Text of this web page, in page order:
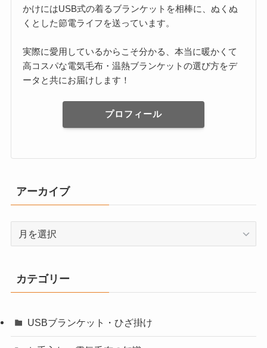
かけにはUSB式の着るブランケットを相棒に、ぬくぬ
くとした節電ライフを送っています。
実際に愛用しているからこそ分かる、本当に暖かくて
高コスパな電気毛布・温熱ブランケットの選び方をデ
ータと共にお届けします！
プロフィール
アーカイブ
ブ
カテゴリー
USBブランケット・ひざ掛け